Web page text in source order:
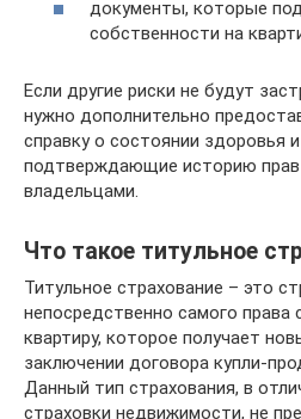
документы, которые
собственности на
Если другие риски не будут
нужно дополнительно
справку о состоянии здоровья
подтверждающие историю прав
владельцами.
Что такое титульное
Титульное страхование – это
непосредственно самого права
квартиру, которое получает
заключении договора купли-
Данный тип страхования, в
страховки недвижимости, не